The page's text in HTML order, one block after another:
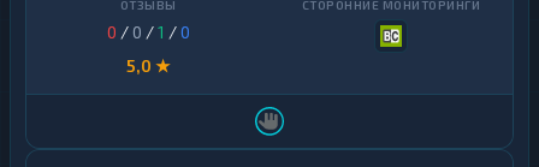
0 / 0 /1 /0
5,0 ★